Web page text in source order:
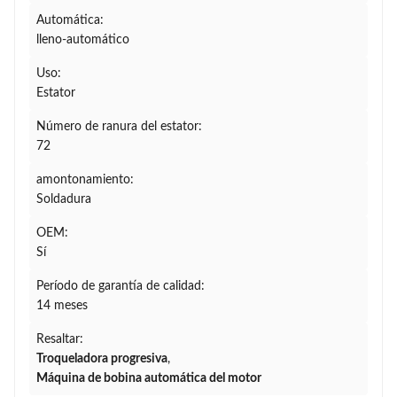
Automática:
lleno-automático
Uso:
Estator
Número de ranura del estator:
72
amontonamiento:
Soldadura
OEM:
Sí
Período de garantía de calidad:
14 meses
Resaltar:
Troqueladora progresiva,
Máquina de bobina automática del motor